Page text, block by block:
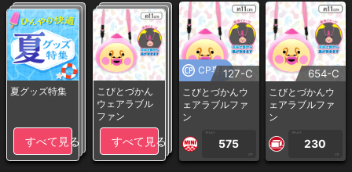
夏グッズ特集
すべて見る
こびとづかん
ウェアラブル
ファン
すべて見る
CP専用127-C
こびとづかんウ
ェアラブルファ
ン
1PLAY
575
CP
654-C
こびとづかんウ
ェアラブルファ
ン
1PLAY
230
CP